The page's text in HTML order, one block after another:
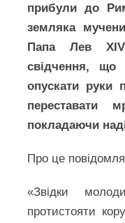
прибули до
земляка
Папа Лев XIV
свідчення,
опускати руки
переставати
покладаючи
Про це
«Звідки
протистояти